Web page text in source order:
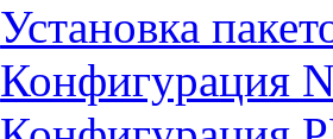
Установка
Конфигурация